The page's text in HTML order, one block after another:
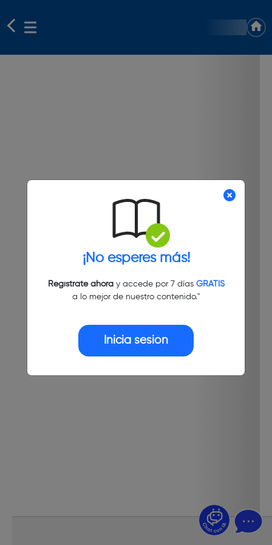
¡No esperes más!
Regístrate ahoray accede por 7 días GRATIS
a lo mejor de nuestro contenido."
Inicia sesión